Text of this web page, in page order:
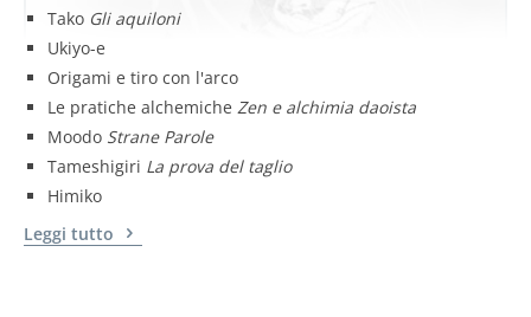
Tako Gli aquiloni
Ukiyo-e
Origami e tiro con l'arco
Le pratiche alchemiche Zen e alchimia daoista
Moodo Strane Parole
Tameshigiri La prova del taglio
Himiko
Leggi tutto